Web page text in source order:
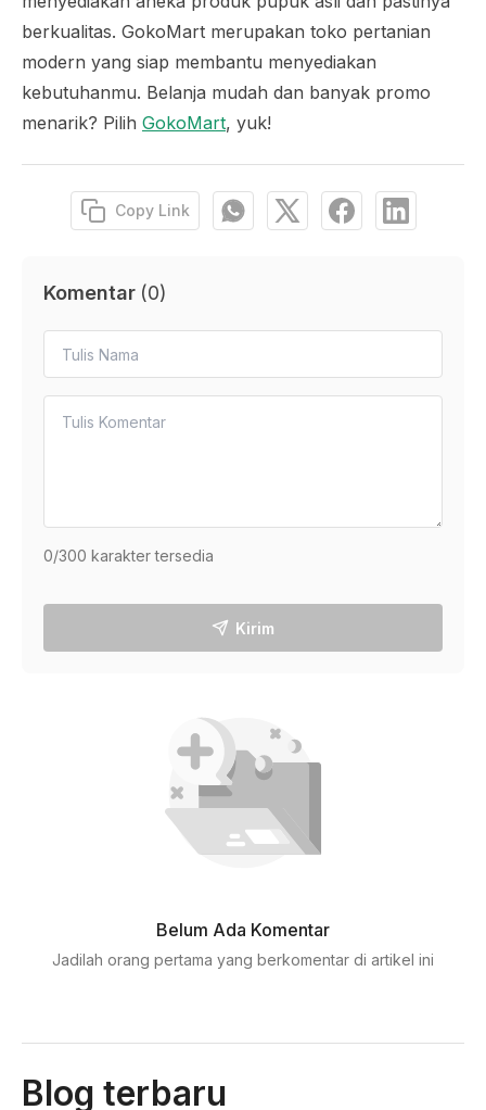
berkualitas. GokoMart merupakan toko pertanian
modern yang siap membantu menyediakan
kebutuhanmu. Belanja mudah dan banyak promo
menarik? Pilih GokoMart, yuk!
Copy Link
Komentar (0)
0/300 karakter tersedia
Kirim
Belum Ada Komentar
Jadilah orang pertama yang berkomentar di artikel ini
Blog terbaru